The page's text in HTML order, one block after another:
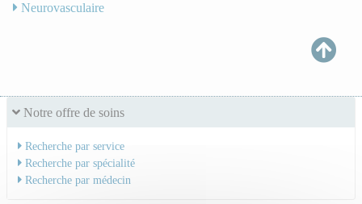
Notre offre de soins
Recherche par service
Recherche par spécialité
Recherche par médecin
Neurovasculaire